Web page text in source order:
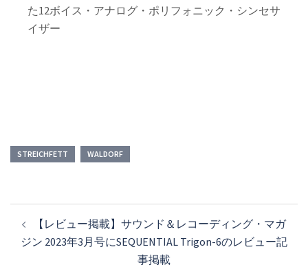
た12ボイス・アナログ・ポリフォニック・シンセサ
イザー
STREICHFETT WALDORF
稿
ナ
【レビュー掲載】サウンド＆レコーディング・マガ
ジン 2023年3月号にSEQUENTIAL Trigon-6のレビュー記
事掲載